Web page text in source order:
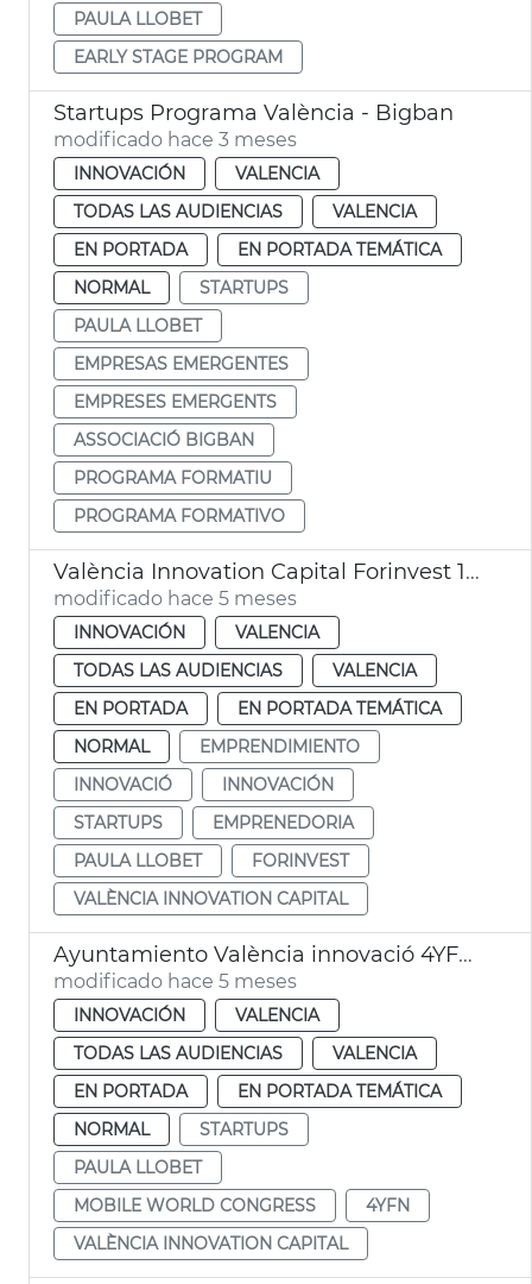
PAULA LLOBET
EARLY STAGE PROGRAM
Startups Programa València - Bigban
modificado hace 3 meses
INNOVACIÓN
VALENCIA
TODAS LAS AUDIENCIAS
VALENCIA
EN PORTADA
EN PORTADA TEMÁTICA
NORMAL
STARTUPS
PAULA LLOBET
EMPRESAS EMERGENTES
EMPRESES EMERGENTS
ASSOCIACIÓ BIGBAN
PROGRAMA FORMATIU
PROGRAMA FORMATIVO
València Innovation Capital Forinvest 15 startups
modificado hace 5 meses
INNOVACIÓN
VALENCIA
TODAS LAS AUDIENCIAS
VALENCIA
EN PORTADA
EN PORTADA TEMÁTICA
NORMAL
EMPRENDIMIENTO
INNOVACIÓ
INNOVACIÓN
STARTUPS
EMPRENEDORIA
PAULA LLOBET
FORINVEST
VALÈNCIA INNOVATION CAPITAL
Ayuntamiento València innovació 4YFN Mobile World Congress
modificado hace 5 meses
INNOVACIÓN
VALENCIA
TODAS LAS AUDIENCIAS
VALENCIA
EN PORTADA
EN PORTADA TEMÁTICA
NORMAL
STARTUPS
PAULA LLOBET
MOBILE WORLD CONGRESS
4YFN
VALÈNCIA INNOVATION CAPITAL